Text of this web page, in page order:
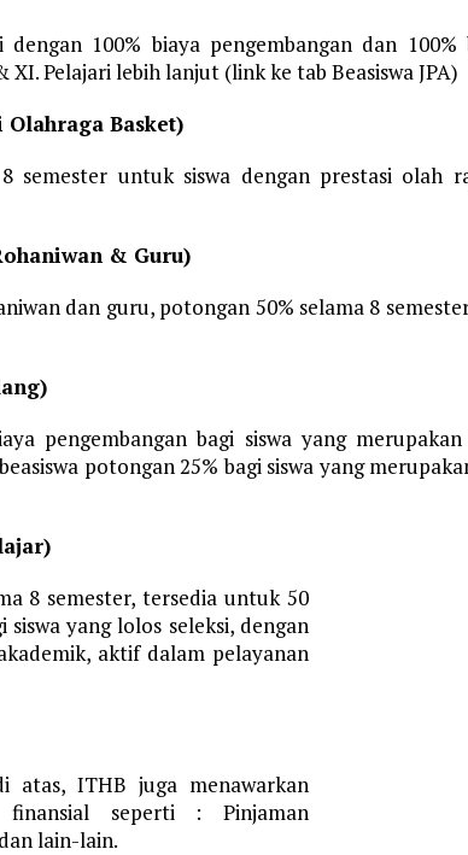
dengan 100% biaya pengembangan dan
XI. Pelajari lebih lanjut (link ke tab Beasiswa JPA)
Olahraga Basket)
8 semester untuk siswa dengan prestasi olah
& Guru)
dan guru, potongan 50% selama 8
pengembangan bagi siswa yang
potongan 25% bagi siswa yang
8 semester, tersedia untuk 50
yang lolos seleksi, dengan
aktif dalam pelayanan
atas, ITHB juga menawarkan
finansial seperti : Pinjaman
lain-lain.